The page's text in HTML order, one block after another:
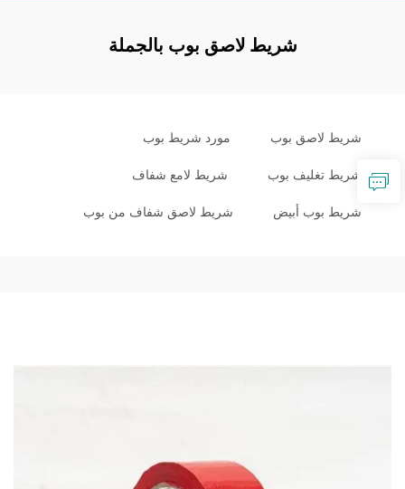
شريط لاصق بوب بالجملة
شريط لاصق بوب مورد شريط بوب
شريط تغليف بوب شريط لامع شفاف
شريط بوب أبيض شريط لاصق شفاف من بوب